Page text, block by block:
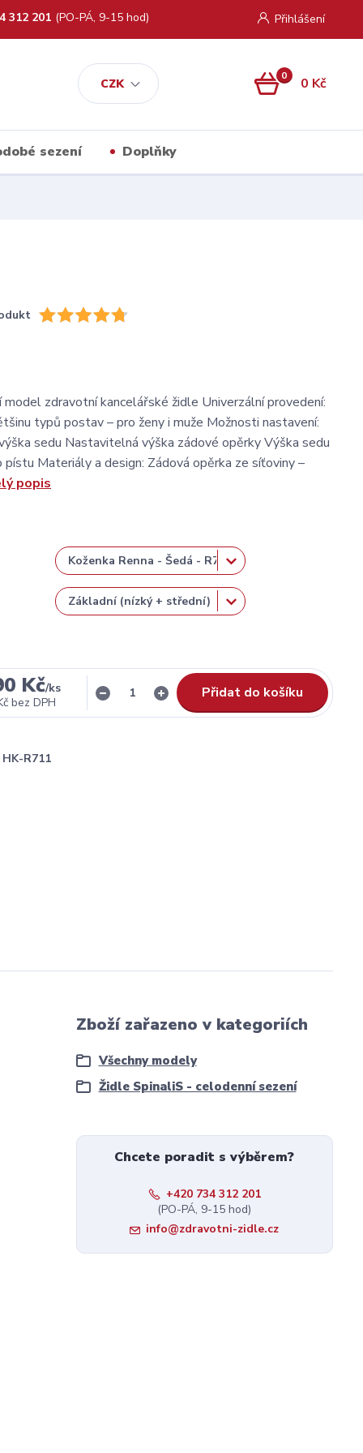
CZK
Přihlášení
312 201 (PO-PÁ, 9-15 hod)
0 0 Kč
sezení Doplňky
zdravotní kancelářské židle Univerzální provedení:
typů postav – pro ženy i muže Možnosti nastavení:
sedu Nastavitelná výška zádové opěrky Výška sedu
Materiály a design: Zádová opěrka ze síťoviny –
popis
Kč/ks
bez DPH
Přidat do košíku
HK-R711
Zboží zařazeno v kategoriích
Všechny modely
Židle SpinaliS - celodenní sezení
Chcete poradit s výběrem?
+420 734 312 201
(PO-PÁ, 9-15 hod)
info@zdravotni-zidle.cz